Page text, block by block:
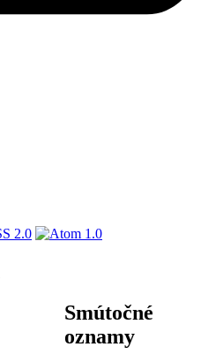
Smútočné
oznamy